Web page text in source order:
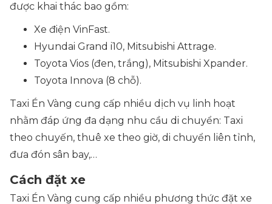
được khai thác bao gồm:
Xe điện VinFast.
Hyundai Grand i10, Mitsubishi Attrage.
Toyota Vios (đen, trắng), Mitsubishi Xpander.
Toyota Innova (8 chỗ).
Taxi Én Vàng cung cấp nhiều dịch vụ linh hoạt
nhằm đáp ứng đa dạng nhu cầu di chuyển: Taxi
theo chuyến, thuê xe theo giờ, di chuyển liên tỉnh,
đưa đón sân bay,…
Cách đặt xe
Taxi Én Vàng cung cấp nhiều phương thức đặt xe